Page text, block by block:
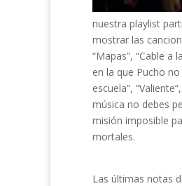
nuestra playlist
mostrar las
“Mapas”, “Cable a
en la que Pucho
escuela”,
música no debes
misión imposible
mortales.
Las últimas notas